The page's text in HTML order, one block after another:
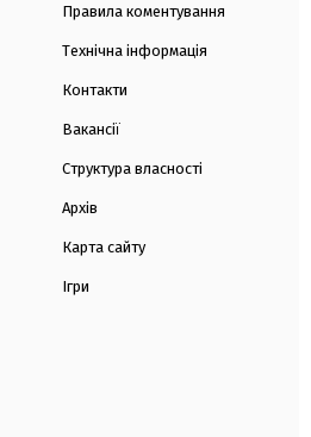
Правила коментування
Технічна інформація
Контакти
Вакансії
Структура власності
Архів
Карта сайту
Ігри